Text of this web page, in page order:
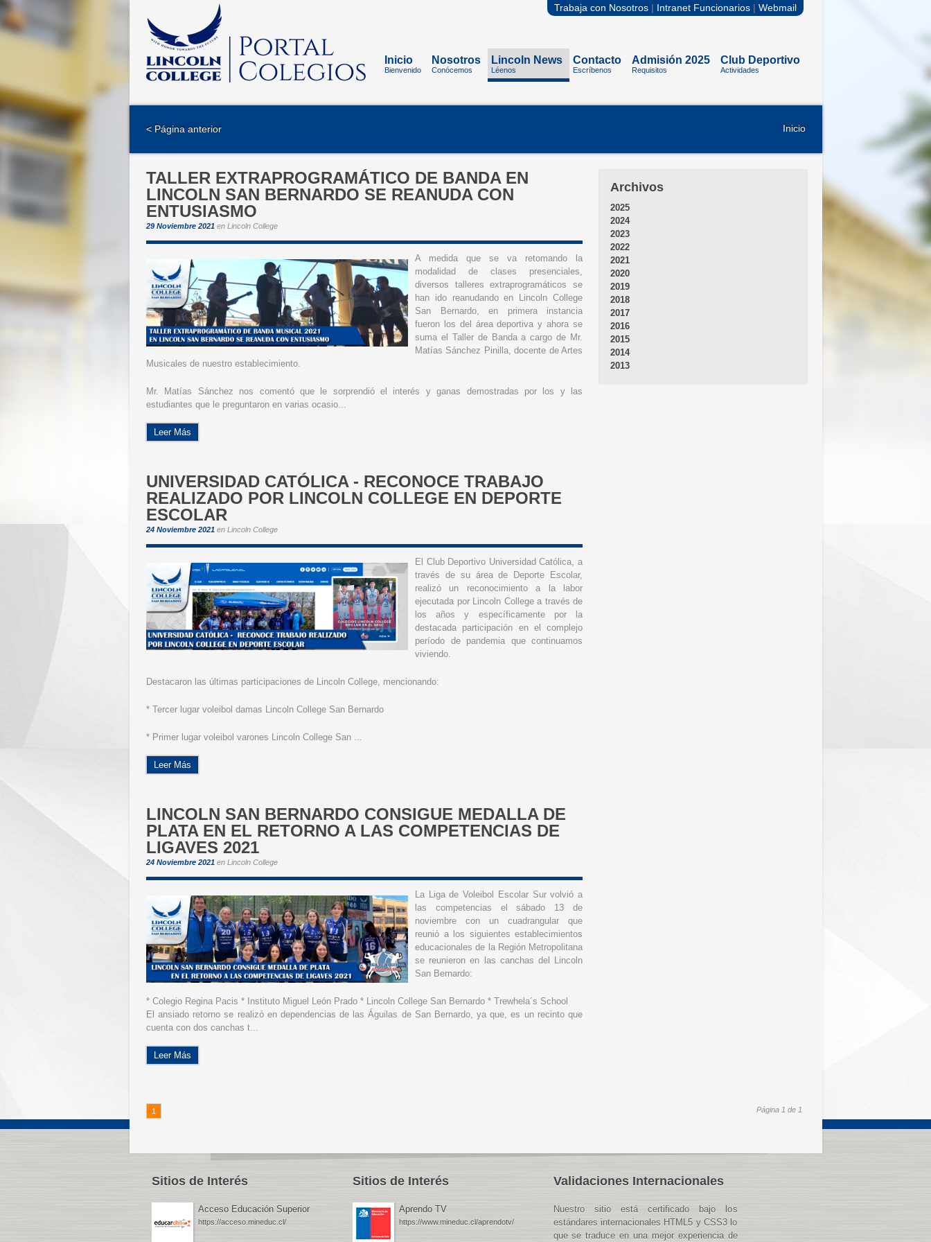
Trabaja con Nosotros| Intranet Funcionarios| Webmail
Inicio
Bienvenido
Nosotros
Conócemos
Lincoln News
Léenos
Contacto
Escríbenos
Admisión 2025
Requisitos
Club Deportivo
Actividades
< Página anterior Inicio
TALLER EXTRAPROGRAMÁTICO DE BANDA EN
LINCOLN SAN BERNARDO SE REANUDA CON
ENTUSIASMO
29 Noviembre 2021 en Lincoln College
A medida que se va retomando la
modalidad de clases presenciales,
diversos talleres extraprogramáticos se
han ido reanudando en Lincoln College
San Bernardo, en primera instancia
fueron los del área deportiva y ahora se
suma el Taller de Banda a cargo de Mr.
Matías Sánchez Pinilla, docente de Artes
Musicales de nuestro establecimiento.
Mr. Matías Sánchez nos comentó que le sorprendió el interés y ganas demostradas por los y las
estudiantes que le preguntaron en varias ocasio...
Leer Más
UNIVERSIDAD CATÓLICA - RECONOCE TRABAJO
REALIZADO POR LINCOLN COLLEGE EN DEPORTE
ESCOLAR
24 Noviembre 2021 en Lincoln College
El Club Deportivo Universidad Católica, a
través de su área de Deporte Escolar,
realizó un reconocimiento a la labor
ejecutada por Lincoln College a través de
los años y específicamente por la
destacada participación en el complejo
período de pandemia que continuamos
viviendo.
Destacaron las últimas participaciones de Lincoln College, mencionando:
* Tercer lugar voleibol damas Lincoln College San Bernardo
* Primer lugar voleibol varones Lincoln College San ...
Leer Más
LINCOLN SAN BERNARDO CONSIGUE MEDALLA DE
PLATA EN EL RETORNO A LAS COMPETENCIAS DE
LIGAVES 2021
24 Noviembre 2021 en Lincoln College
La Liga de Voleibol Escolar Sur volvió a
las competencias el sábado 13 de
noviembre con un cuadrangular que
reunió a los siguientes establecimientos
educacionales de la Región Metropolitana
se reunieron en las canchas del Lincoln
San Bernardo:
* Colegio Regina Pacis * Instituto Miguel León Prado * Lincoln College San Bernardo * Trewhela´s School
El ansiado retorno se realizó en dependencias de las Águilas de San Bernardo, ya que, es un recinto que
cuenta con dos canchas t...
Leer Más
Archivos
2025
2024
2023
2022
2021
2020
2019
2018
2017
2016
2015
2014
2013
Página 1 de 1
1
Sitios de Interés
Acceso Educación Superior
https://acceso.mineduc.cl/
Sitios de Interés
Aprendo TV
https://www.mineduc.cl/aprendotv/
Validaciones Internacionales
Nuestro sitio está certificado bajo los
estándares internacionales HTML5 y CSS3 lo
que se traduce en una mejor experiencia de